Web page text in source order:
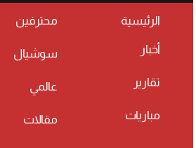
الرئيسية
أخبار
تقارير
مباريات
محترفين
سوشيال
عالمي
مقالات